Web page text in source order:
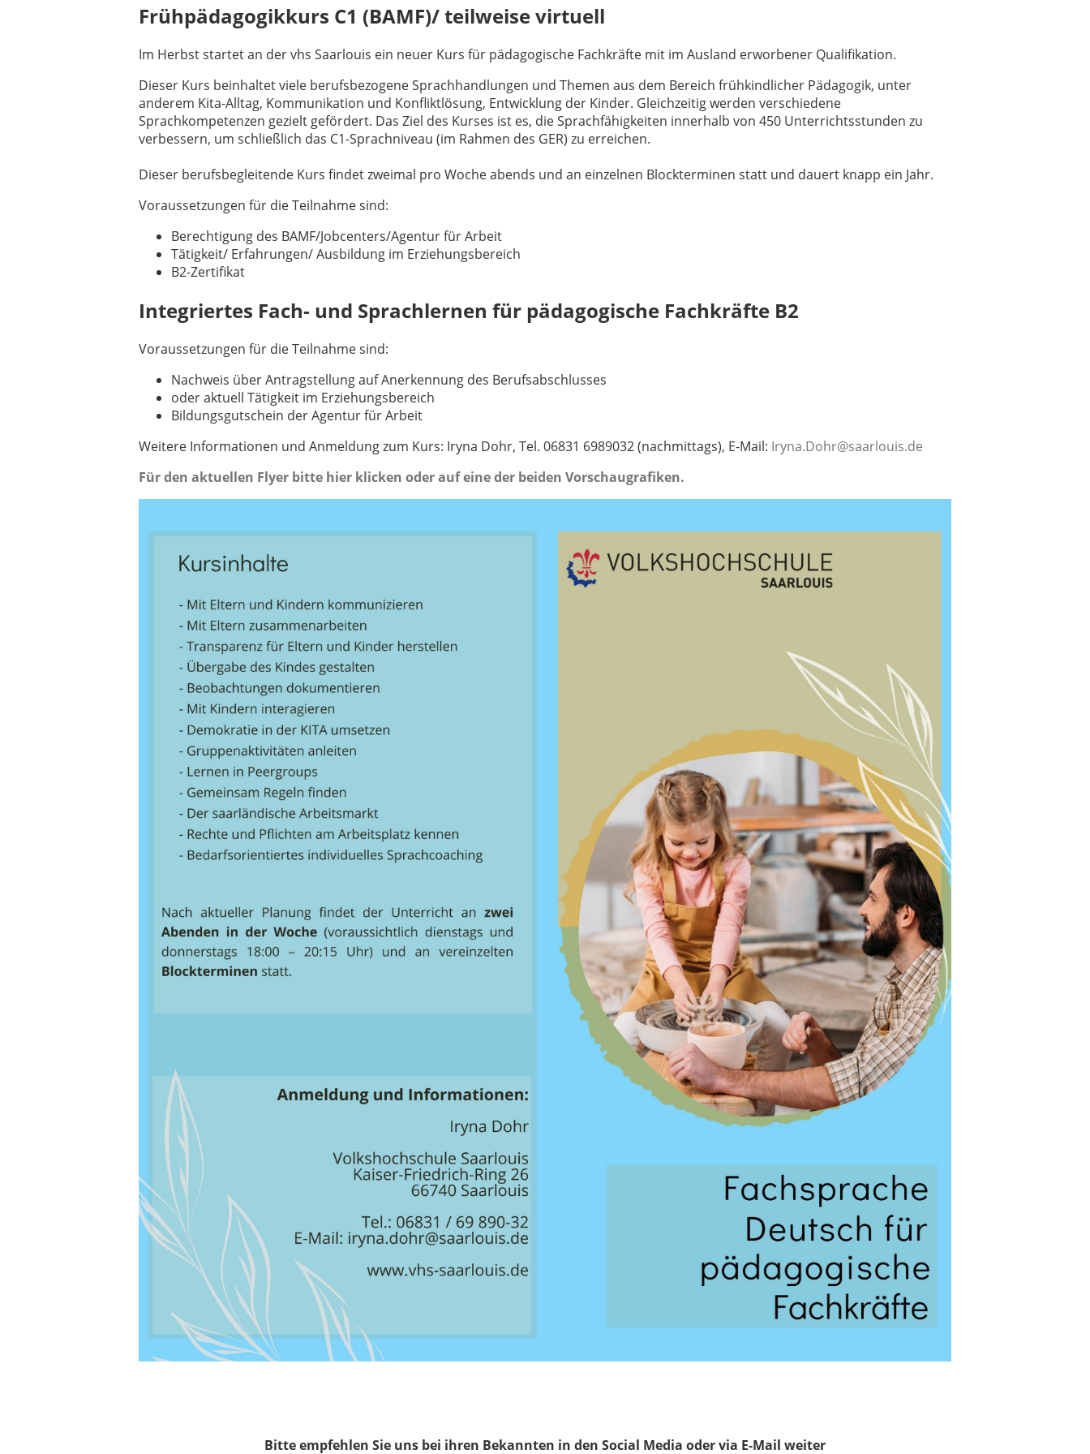
Frühpädagogikkurs C1 (BAMF)/ teilweise virtuell
Im Herbst startet an der vhs Saarlouis ein neuer Kurs für pädagogische Fachkräfte mit im Ausland erworbener Qualifikation.
Dieser Kurs beinhaltet viele berufsbezogene Sprachhandlungen und Themen aus dem Bereich frühkindlicher Pädagogik, unter
anderem Kita-Alltag, Kommunikation und Konfliktlösung, Entwicklung der Kinder. Gleichzeitig werden verschiedene
Sprachkompetenzen gezielt gefördert. Das Ziel des Kurses ist es, die Sprachfähigkeiten innerhalb von 450 Unterrichtsstunden zu
verbessern, um schließlich das C1-Sprachniveau (im Rahmen des GER) zu erreichen.
Dieser berufsbegleitende Kurs findet zweimal pro Woche abends und an einzelnen Blockterminen statt und dauert knapp ein Jahr.
Voraussetzungen für die Teilnahme sind:
Berechtigung des BAMF/Jobcenters/Agentur für Arbeit
Tätigkeit/ Erfahrungen/ Ausbildung im Erziehungsbereich
B2-Zertifikat
Integriertes Fach- und Sprachlernen für pädagogische Fachkräfte B2
Voraussetzungen für die Teilnahme sind:
Nachweis über Antragstellung auf Anerkennung des Berufsabschlusses
oder aktuell Tätigkeit im Erziehungsbereich
Bildungsgutschein der Agentur für Arbeit
Weitere Informationen und Anmeldung zum Kurs: Iryna Dohr, Tel. 06831 6989032 (nachmittags), E-Mail: Iryna.Dohr@saarlouis.de
Für den aktuellen Flyer bitte hier klicken oder auf eine der beiden Vorschaugrafiken.
Bitte empfehlen Sie uns bei ihren Bekannten in den Social Media oder via E-Mail weiter